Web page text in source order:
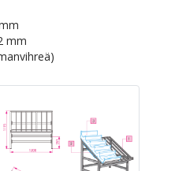
mm